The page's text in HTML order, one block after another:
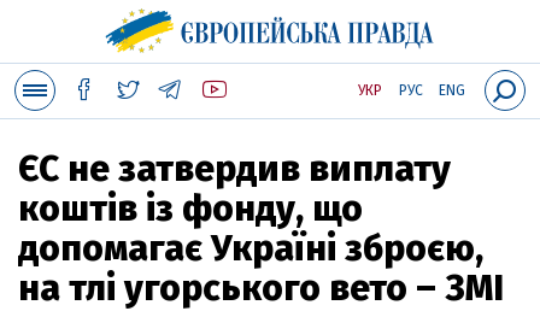
УКР РУС ENG
ЄС не затвердив виплату
коштів із фонду, що
допомагає Україні зброєю,
на тлі угорського вето – ЗМІ